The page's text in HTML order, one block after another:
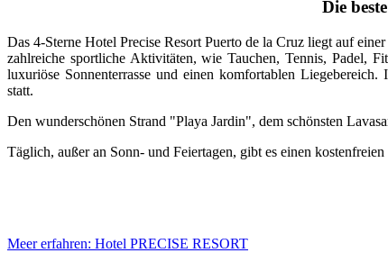
Die
Das 4-Sterne Hotel Precise Resort Puerto de la Cruz liegt auf
zahlreiche sportliche Aktivitäten, wie Tauchen, Tennis, Padel,
luxuriöse Sonnenterrasse und einen komfortablen
statt.
Den wunderschönen Strand "Playa Jardin", dem schönsten
Täglich, außer an Sonn- und Feiertagen, gibt es einen
Meer erfahren: Hotel PRECISE RESORT